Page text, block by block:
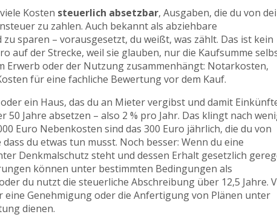
Kosten steuerlich absetzbar, Ausgaben, die du von
zu zahlen. Auch bekannt als abziehbare
sparen – vorausgesetzt, du weißt, was zählt. Das ist kein
auf der Strecke, weil sie glauben, nur die Kaufsumme
Erwerb oder der Nutzung zusammenhängt: Notarkosten,
für eine fachliche Bewertung vor dem Kauf.
ein Haus, das du an Mieter vergibst und damit
Jahre absetzen – also 2 % pro Jahr. Das klingt nach
Euro Nebenkosten sind das 300 Euro jährlich, die du von
du etwas tun musst. Noch besser: Wenn du eine
Denkmalschutz steht und dessen Erhalt gesetzlich
können unter bestimmten Bedingungen als
du nutzt die steuerliche Abschreibung über 12,5 Jahre.
eine Genehmigung oder die Anfertigung von Plänen unter
dienen.